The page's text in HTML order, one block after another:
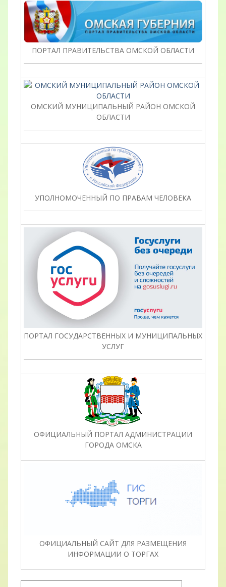
ПОРТАЛ ПРАВИТЕЛЬСТВА ОМСКОЙ ОБЛАСТИ
ОМСКИЙ МУНИЦИПАЛЬНЫЙ РАЙОН ОМСКОЙ
ОБЛАСТИ
УПОЛНОМОЧЕННЫЙ ПО ПРАВАМ ЧЕЛОВЕКА
ПОРТАЛ ГОСУДАРСТВЕННЫХ И МУНИЦИПАЛЬНЫХ
УСЛУГ
ОФИЦИАЛЬНЫЙ ПОРТАЛ АДМИНИСТРАЦИИ
ГОРОДА ОМСКА
ОФИЦИАЛЬНЫЙ САЙТ ДЛЯ РАЗМЕЩЕНИЯ
ИНФОРМАЦИИ О ТОРГАХ